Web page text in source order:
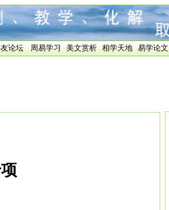
论坛 周易学习 美文赏析 相学天地 易学论文